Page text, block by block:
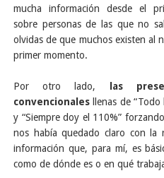
mucha información desde el
sobre personas de las que no
olvidas de que muchos existen al
primer momento.
Por otro lado,
las
convencionales llenas de
y “Siempre doy el 110%”
nos había quedado claro con la
información que, para mí, es
como de dónde es o en qué